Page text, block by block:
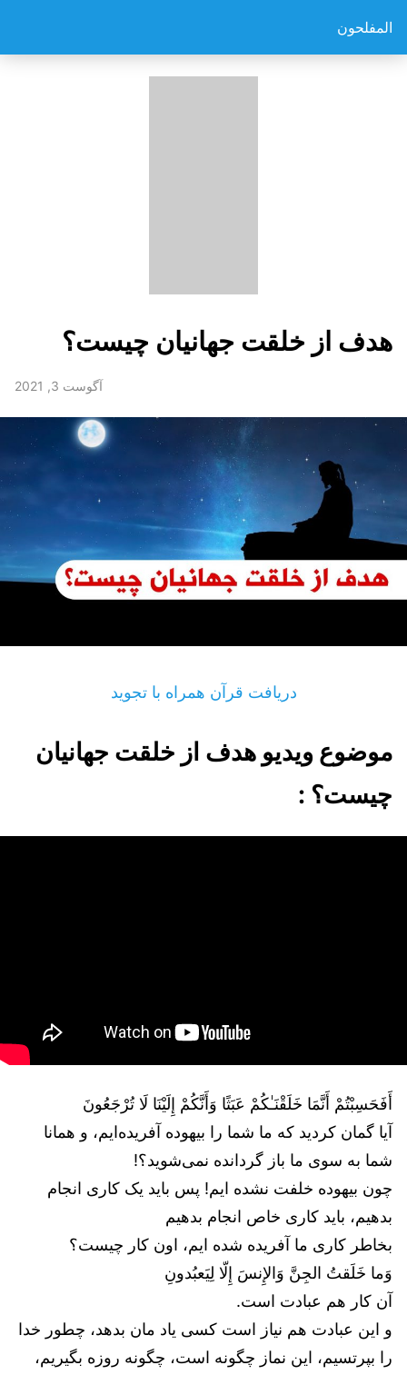
المفلحون
هدف از خلقت جهانیان چیست؟
آگوست 3, 2021
دریافت قرآن همراه با تجوید
موضوع ویدیو هدف از خلقت جهانیان
چیست؟ :‌
أَفَحَسِبْتُمْ أَنَّمَا خَلَقْنَـٰكُمْ عَبَثًا وَأَنَّكُمْ إِلَيْنَا لَا تُرْجَعُونَ
آیا گمان کردید که ما شما را بیهوده آفریده‌ایم، و همانا
شما به سوی ما باز گردانده نمی‌شوید؟!
چون بیهوده خلفت نشده ایم! پس باید یک کاری انجام
بدهیم، باید کاری خاص انجام بدهیم
بخاطر کاری ما آفریده شده ایم، اون کار چیست؟
وَما خَلَقتُ الجِنَّ وَالإِنسَ إِلّا لِيَعبُدونِ
آن کار هم عبادت است.
و این عبادت هم نیاز است کسی یاد مان بدهد، چطور خدا
را بپرتسیم، این نماز چگونه است، چگونه روزه بگیریم،